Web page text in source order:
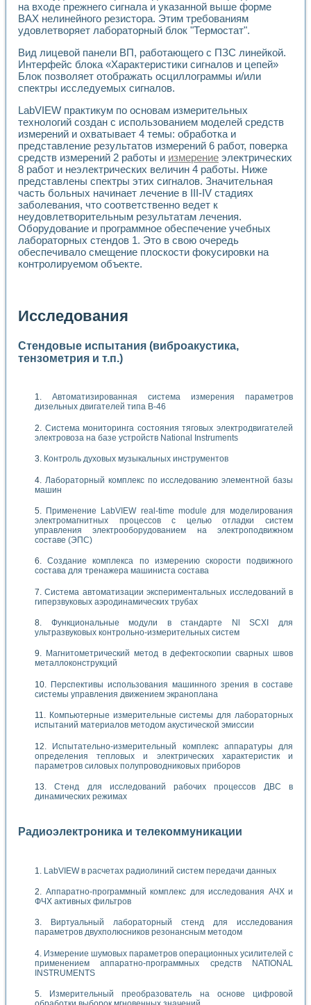
на входе прежнего сигнала и указанной выше форме
ВАХ нелинейного резистора. Этим требованиям
удовлетворяет лабораторный блок "Термостат".
Вид лицевой панели ВП, работающего с ПЗС линейкой.
Интерфейс блока «Характеристики сигналов и цепей»
Блок позволяет отображать осциллограммы и/или
спектры исследуемых сигналов.
LabVIEW практикум по основам измерительных
технологий создан с использованием моделей средств
измерений и охватывает 4 темы: обработка и
представление результатов измерений 6 работ, поверка
средств измерений 2 работы и измерение электрических
8 работ и неэлектрических величин 4 работы. Ниже
представлены спектры этих сигналов. Значительная
часть больных начинает лечение в III-IV стадиях
заболевания, что соответственно ведет к
неудовлетворительным результатам лечения.
Оборудование и программное обеспечение учебных
лабораторных стендов 1. Это в свою очередь
обеспечивало смещение плоскости фокусировки на
контролируемом объекте.
Исследования
Стендовые испытания (виброакустика,
тензометрия и т.п.)
Автоматизированная система измерения параметров
дизельных двигателей типа В-46
Система мониторинга состояния тяговых электродвигателей
электровоза на базе устройств National Instruments
Контроль духовых музыкальных инструментов
Лабораторный комплекс по исследованию элементной базы
машин
Применение LabVIEW real-time module для моделирования
электромагнитных процессов с целью отладки систем
управления электрооборудованием на электроподвижном
составе (ЭПС)
Создание комплекса по измерению скорости подвижного
состава для тренажера машиниста состава
Система автоматизации экспериментальных исследований в
гиперзвуковых аэродинамических трубах
Функциональные модули в стандарте Nl SCXI для
ультразвуковых контрольно-измерительных систем
Магнитометрический метод в дефектоскопии сварных швов
металлоконструкций
Перспективы использования машинного зрения в составе
системы управления движением экраноплана
Компьютерные измерительные системы для лабораторных
испытаний материалов методом акустической эмиссии
Испытательно-измерительный комплекс аппаратуры для
определения тепловых и электрических характеристик и
параметров силовых полупроводниковых приборов
Стенд для исследований рабочих процессов ДВС в
динамических режимах
Радиоэлектроника и телекоммуникации
LabVIEW в расчетах радиолиний систем передачи данных
Аппаратно-программный комплекс для исследования АЧХ и
ФЧХ активных фильтров
Виртуальный лабораторный стенд для исследования
параметров двухполюсников резонансным методом
Измерение шумовых параметров операционных усилителей с
применением аппаратно-программных средств NATIONAL
INSTRUMENTS
Измерительный преобразователь на основе цифровой